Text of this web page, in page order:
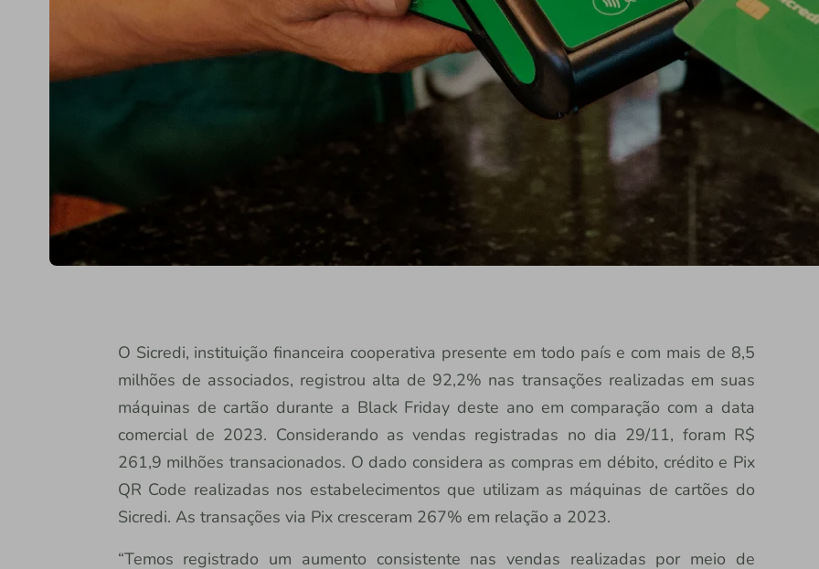
O Sicredi, instituição financeira cooperativa presente em todo país e com mais de 8,5
milhões de associados, registrou alta de 92,2% nas transações realizadas em suas
máquinas de cartão durante a Black Friday deste ano em comparação com a data
comercial de 2023. Considerando as vendas registradas no dia 29/11, foram R$
261,9 milhões transacionados. O dado considera as compras em débito, crédito e Pix
QR Code realizadas nos estabelecimentos que utilizam as máquinas de cartões do
Sicredi. As transações via Pix cresceram 267% em relação a 2023.
“Temos registrado um aumento consistente nas vendas realizadas por meio de